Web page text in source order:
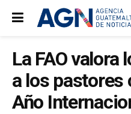
La FAO valora
a los pastores
Año